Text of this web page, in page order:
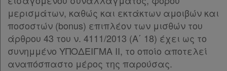
μερισμάτων, καθώς και εκτάκτων αμοιβών και
ποσοστών (bonus) επιπλέον των μισθών του
άρθρου 43 του ν. 4111/2013 (Α΄ 18) έχει ως το
συνημμένο ΥΠΟΔΕΙΓΜΑ ΙΙ, το οποίο αποτελεί
αναπόσπαστο μέρος της παρούσας.